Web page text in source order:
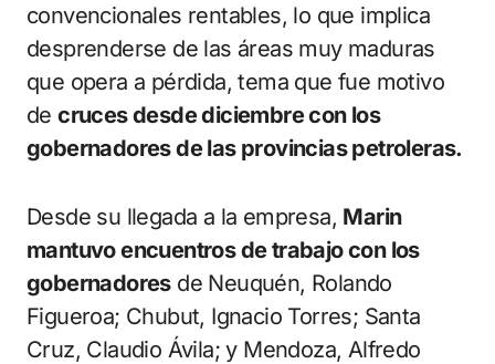
convencionales rentables, lo que implica
desprenderse de las áreas muy maduras
que opera a pérdida, tema que fue motivo
decruces desde diciembre con los
gobernadores de las provincias petroleras.
Desde su llegada a la empresa, Marin
mantuvo encuentros de trabajo con los
gobernadoresde Neuquén, Rolando
Figueroa; Chubut, Ignacio Torres; Santa
Cruz, Claudio Ávila; y Mendoza, Alfredo